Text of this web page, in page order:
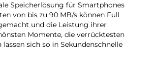
Speicherlösung für Smartphones
von bis zu 90 MB/s können Full
und die Leistung ihrer
Momente, die verrücktesten
sich so in Sekundenschnelle